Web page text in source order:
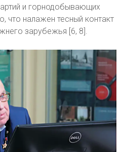
и горнодобывающих
что налажен тесный контакт
зарубежья [6, 8].